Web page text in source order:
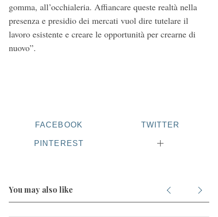
gomma, all’occhialeria. Affiancare queste realtà nella
presenza e presidio dei mercati vuol dire tutelare il
lavoro esistente e creare le opportunità per crearne di
nuovo”.
FACEBOOK TWITTER
PINTEREST
You may also like